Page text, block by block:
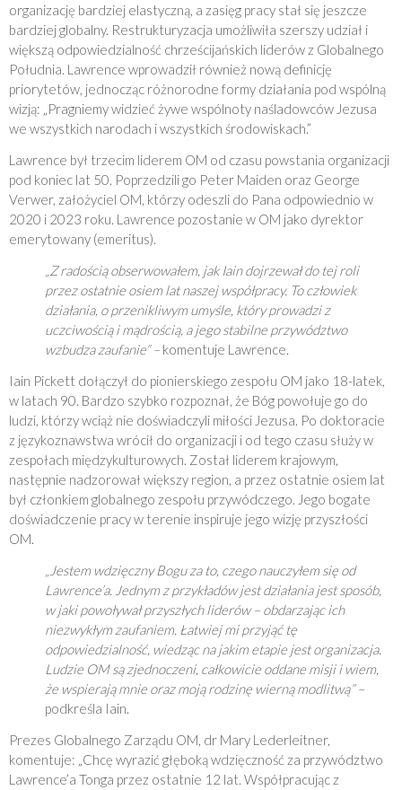
organizację bardziej elastyczną, a zasięg pracy stał się jeszcze
bardziej globalny. Restrukturyzacja umożliwiła szerszy udział i
większą odpowiedzialność chrześcijańskich liderów z Globalnego
Południa. Lawrence wprowadził również nową definicję
priorytetów, jednocząc różnorodne formy działania pod wspólną
wizją: „Pragniemy widzieć żywe wspólnoty naśladowców Jezusa
we wszystkich narodach i wszystkich środowiskach.”
Lawrence był trzecim liderem OM od czasu powstania organizacji
pod koniec lat 50. Poprzedzili go Peter Maiden oraz George
Verwer, założyciel OM, którzy odeszli do Pana odpowiednio w
2020 i 2023 roku. Lawrence pozostanie w OM jako dyrektor
emerytowany (emeritus).
„Z radością obserwowałem, jak Iain dojrzewał do tej roli
przez ostatnie osiem lat naszej współpracy. To człowiek
działania, o przenikliwym umyśle, który prowadzi z
uczciwością i mądrością, a jego stabilne przywództwo
wzbudza zaufanie” – komentuje Lawrence.
Iain Pickett dołączył do pionierskiego zespołu OM jako 18-latek,
w latach 90. Bardzo szybko rozpoznał, że Bóg powołuje go do
ludzi, którzy wciąż nie doświadczyli miłości Jezusa. Po doktoracie
z językoznawstwa wrócił do organizacji i od tego czasu służy w
zespołach międzykulturowych. Został liderem krajowym,
następnie nadzorował większy region, a przez ostatnie osiem lat
był członkiem globalnego zespołu przywódczego. Jego bogate
doświadczenie pracy w terenie inspiruje jego wizję przyszłości
OM.
„Jestem wdzięczny Bogu za to, czego nauczyłem się od
Lawrence’a. Jednym z przykładów jest działania jest sposób,
w jaki powoływał przyszłych liderów – obdarzając ich
niezwykłym zaufaniem. Łatwiej mi przyjąć tę
odpowiedzialność, wiedząc na jakim etapie jest organizacja.
Ludzie OM są zjednoczeni, całkowicie oddane misji i wiem,
że wspierają mnie oraz moją rodzinę wierną modlitwą” –
podkreśla Iain.
Prezes Globalnego Zarządu OM, dr Mary Lederleitner,
komentuje: „Chcę wyrazić głęboką wdzięczność za przywództwo
Lawrence’a Tonga przez ostatnie 12 lat. Współpracując z